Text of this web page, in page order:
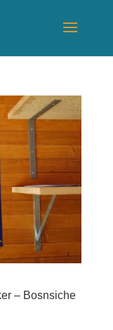
– Bosnsiche